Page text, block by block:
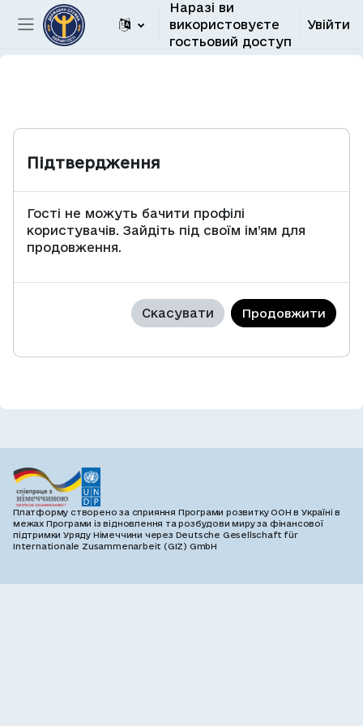
Перейти до головного вмісту
Бокова панель
Наразі ви
використовуєте
гостьовий доступ
Увійти
Підтвердження
Гості не можуть бачити профілі
користувачів. Зайдіть під своїм ім’ям для
продовження.
Скасувати Продовжити
Платформу створено за сприяння Програми розвитку ООН в Україні в
межах Програми із відновлення та розбудови миру за фінансової
підтримки Уряду Німеччини через Deutsche Gesellschaft für
Internationale Zusammenarbeit (GIZ) GmbH